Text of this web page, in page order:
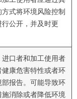
式将环境风险控制
公开，并及时更
口者和加工使用者
康危害特性或者环
报告。可能导致环
消除或者降低环境